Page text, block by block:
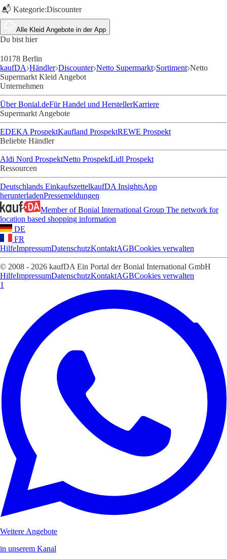
📬 Kategorie:Discounter
Alle Kleid Angebote in der App
Du bist hier
10178 Berlin
kaufDA Händler Discounter Netto Supermarkt Sortiment Netto
Supermarkt Kleid Angebot
Unternehmen
Über Bonial.deFür Handel und HerstellerKarriere
Supermarkt Angebote
EDEKA ProspektKaufland ProspektREWE Prospekt
Beliebte Händler
Aldi Nord ProspektNetto ProspektLidl Prospekt
Ressourcen
Deutschlands EinkaufszettelkaufDA InsightsApp
herunterladenPressemeldungen
Member of Bonial International Group The network for
location based shopping information
DE
FR
HilfeImpressumDatenschutzKontaktAGBCookies verwalten
© 2008 - 2026 kaufDA Ein Portal der Bonial International GmbH
HilfeImpressumDatenschutzKontaktAGBCookies verwalten
1
Weitere Angebote
in unserem Kanal